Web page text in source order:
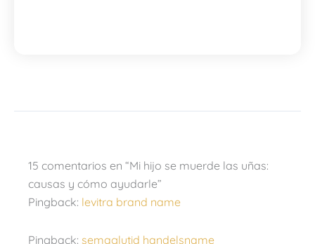
15 comentarios en “Mi hijo se muerde las uñas:
causas y cómo ayudarle”
Pingback: levitra brand name
Pingback: semaglutid handelsname